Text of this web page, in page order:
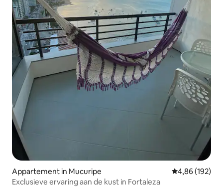
Appartement in Mucuripe Gemiddelde
4,86 (192)
Exclusieve ervaring aan de kust in Fortaleza